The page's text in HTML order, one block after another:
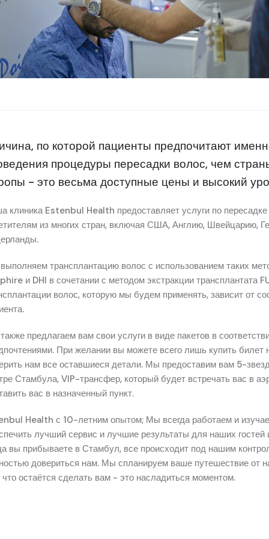
по которой пациенты предпочитают
процедуры пересадки волос, чем
- это весьма доступные цены и высокий
клиника Estenbul Health предоставляет услуги по
из многих стран, включая США, Англию, Швейцарию,
трансплантацию волос с использованием таких
и DHI в сочетании с методом экстракции трансплантата
волос, которую мы будем применять, зависит от
предлагаем вам свои услуги в виде пакетов в
При желании вы можете всего лишь купить билет
нам все оставшиеся детали. Мы предоставим вам 5-
Стамбула, VIP-трансфер, который будет встречать вас в
вас в назначенный пункт.
Health с 10-летним опытом; Мы всегда работаем и
лучший сервис и лучшие результаты для наших гостей
вы прибываете в Стамбул, все происходит под нашим
довериться нам. Мы спланируем ваше путешествие от
что остаётся сделать вам - это насладиться моментом.